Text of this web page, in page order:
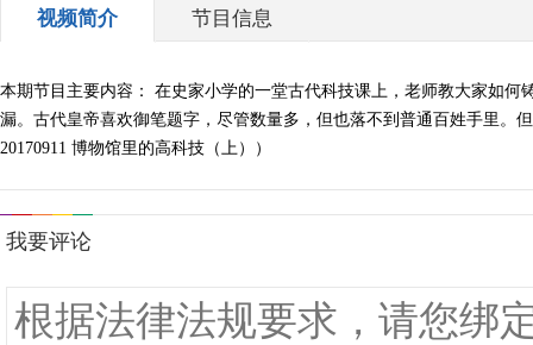
视频简介 节目信息
本期节目主要内容： 在史家小学的一堂古代科技课上，老师教大家如
漏。古代皇帝喜欢御笔题字，尽管数量多，但也落不到普通百姓手里。
20170911 博物馆里的高科技（上））